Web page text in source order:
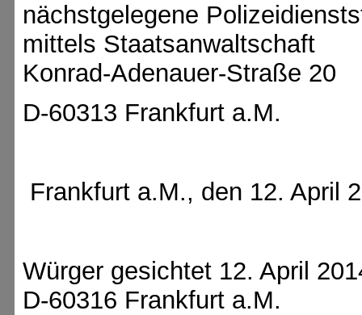
nächstgelegene
mittels Staatsanwaltschaft
Konrad-Adenauer-Straße 20
D-60313 Frankfurt a.M.
Frankfurt a.M., den 12. April
Würger gesichtet 12. April
D-60316 Frankfurt a.M.